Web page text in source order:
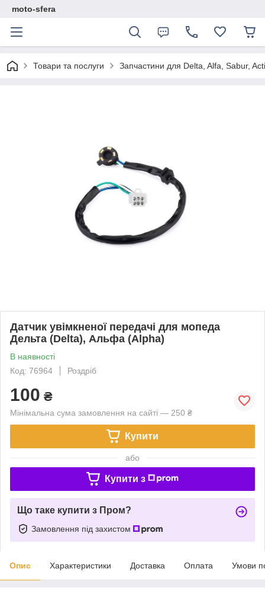
moto-sfera
Товари та послуги Запчастини для Delta, Alfa, Sabur,
Датчик увімкненої передачі для мопеда
Дельта (Delta), Альфа (Alpha)
В наявності
Код: 76964
Роздріб
100 ₴
Мінімальна сума замовлення на сайті — 250 ₴
Купити
або
Купити з
Що таке купити з Пром?
Замовлення під захистом
Опис Характеристики Доставка Оплата Умови